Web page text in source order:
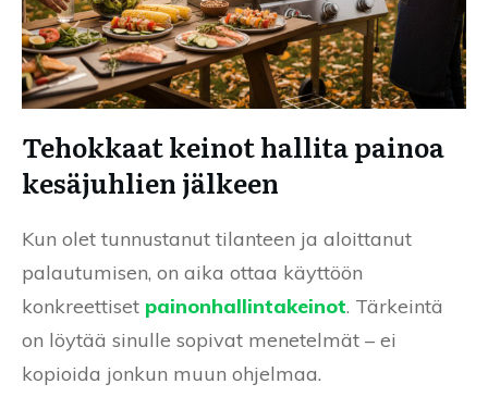
Tehokkaat keinot hallita painoa
kesäjuhlien jälkeen
Kun olet tunnustanut tilanteen ja aloittanut
palautumisen, on aika ottaa käyttöön
konkreettiset painonhallintakeinot. Tärkeintä
on löytää sinulle sopivat menetelmät – ei
kopioida jonkun muun ohjelmaa.